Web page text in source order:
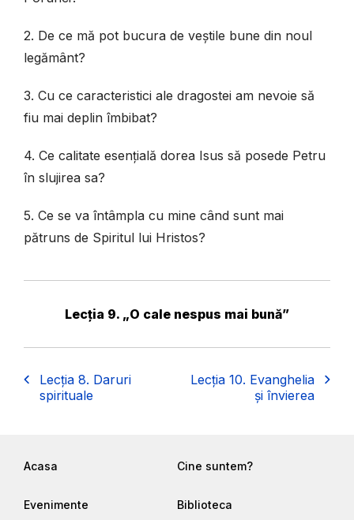
2. De ce mă pot bucura de veștile bune din noul
legământ?
3. Cu ce caracteristici ale dragostei am nevoie să
fiu mai deplin îmbibat?
4. Ce calitate esențială dorea Isus să posede Petru
în slujirea sa?
5. Ce se va întâmpla cu mine când sunt mai
pătruns de Spiritul lui Hristos?
Lecția 9. „O cale nespus mai bună”
Lecția 8. Daruri
spirituale
Lecția 10. Evanghelia
și învierea
Acasa Cine suntem?
Evenimente Biblioteca